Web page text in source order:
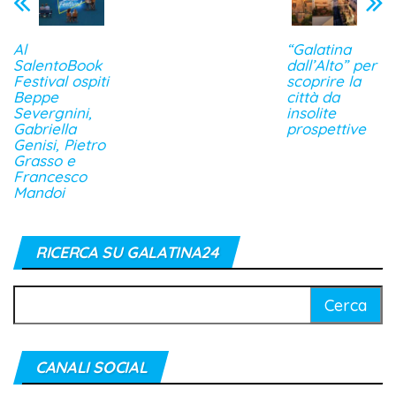
Al
SalentoBook
Festival ospiti
Beppe
Severgnini,
Gabriella
Genisi, Pietro
Grasso e
Francesco
Mandoi
“Galatina
dall’Alto” per
scoprire la
città da
insolite
prospettive
RICERCA SU GALATINA24
per:
CANALI SOCIAL